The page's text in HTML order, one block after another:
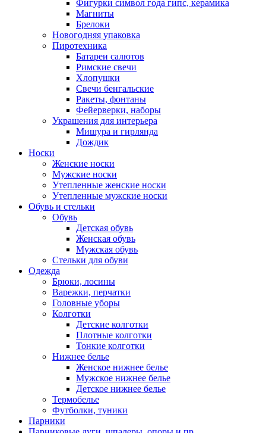
Фигурки символ года гипс, керамика
Магниты
Брелоки
Новогодняя упаковка
Пиротехника
Батареи салютов
Римские свечи
Хлопушки
Свечи бенгальские
Ракеты, фонтаны
Фейерверки, наборы
Украшения для интерьера
Мишура и гирлянда
Дождик
Носки
Женские носки
Мужские носки
Утепленные женские носки
Утепленные мужские носки
Обувь и стельки
Обувь
Детская обувь
Женская обувь
Мужская обувь
Стельки для обуви
Одежда
Брюки, лосины
Варежки, перчатки
Головные уборы
Колготки
Детские колготки
Плотные колготки
Тонкие колготки
Нижнее белье
Женское нижнее белье
Мужское нижнее белье
Детское нижнее белье
Термобелье
Футболки, туники
Парники